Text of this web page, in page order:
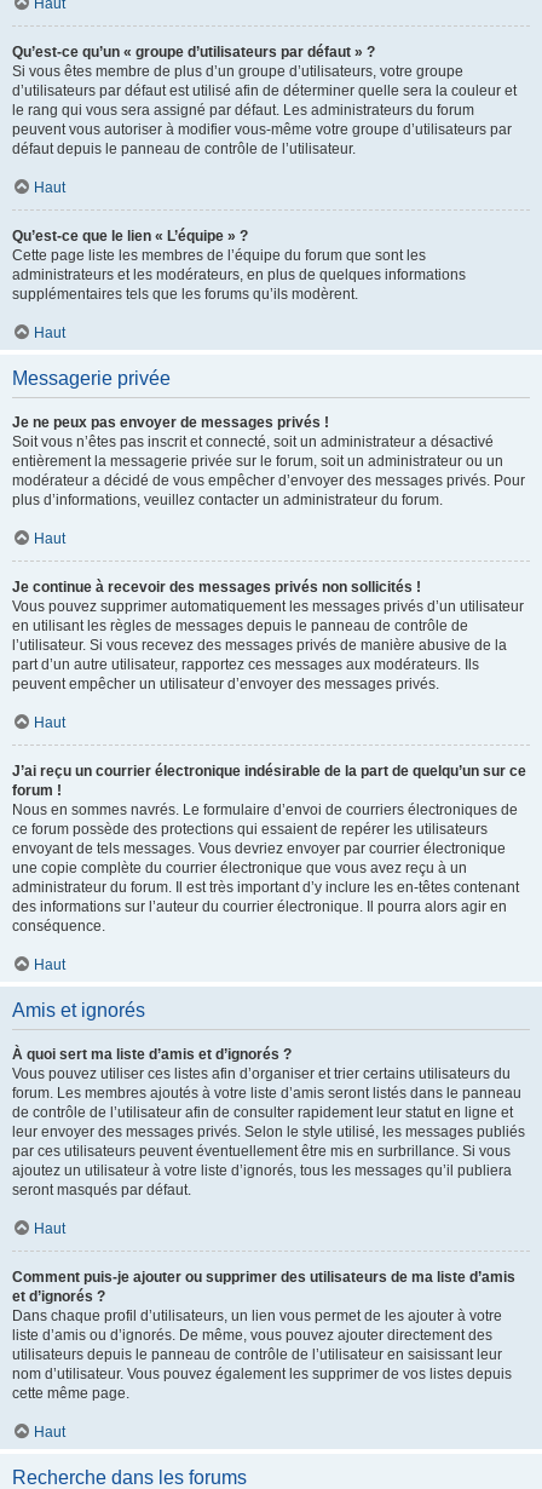
Haut
Qu’est-ce qu’un « groupe d’utilisateurs par défaut » ?
Si vous êtes membre de plus d’un groupe d’utilisateurs, votre groupe
d’utilisateurs par défaut est utilisé afin de déterminer quelle sera la couleur et
le rang qui vous sera assigné par défaut. Les administrateurs du forum
peuvent vous autoriser à modifier vous-même votre groupe d’utilisateurs par
défaut depuis le panneau de contrôle de l’utilisateur.
Haut
Qu’est-ce que le lien « L’équipe » ?
Cette page liste les membres de l’équipe du forum que sont les
administrateurs et les modérateurs, en plus de quelques informations
supplémentaires tels que les forums qu’ils modèrent.
Haut
Messagerie privée
Je ne peux pas envoyer de messages privés !
Soit vous n’êtes pas inscrit et connecté, soit un administrateur a désactivé
entièrement la messagerie privée sur le forum, soit un administrateur ou un
modérateur a décidé de vous empêcher d’envoyer des messages privés. Pour
plus d’informations, veuillez contacter un administrateur du forum.
Haut
Je continue à recevoir des messages privés non sollicités !
Vous pouvez supprimer automatiquement les messages privés d’un utilisateur
en utilisant les règles de messages depuis le panneau de contrôle de
l’utilisateur. Si vous recevez des messages privés de manière abusive de la
part d’un autre utilisateur, rapportez ces messages aux modérateurs. Ils
peuvent empêcher un utilisateur d’envoyer des messages privés.
Haut
J’ai reçu un courrier électronique indésirable de la part de quelqu’un sur ce
forum !
Nous en sommes navrés. Le formulaire d’envoi de courriers électroniques de
ce forum possède des protections qui essaient de repérer les utilisateurs
envoyant de tels messages. Vous devriez envoyer par courrier électronique
une copie complète du courrier électronique que vous avez reçu à un
administrateur du forum. Il est très important d’y inclure les en-têtes contenant
des informations sur l’auteur du courrier électronique. Il pourra alors agir en
conséquence.
Haut
Amis et ignorés
À quoi sert ma liste d’amis et d’ignorés ?
Vous pouvez utiliser ces listes afin d’organiser et trier certains utilisateurs du
forum. Les membres ajoutés à votre liste d’amis seront listés dans le panneau
de contrôle de l’utilisateur afin de consulter rapidement leur statut en ligne et
leur envoyer des messages privés. Selon le style utilisé, les messages publiés
par ces utilisateurs peuvent éventuellement être mis en surbrillance. Si vous
ajoutez un utilisateur à votre liste d’ignorés, tous les messages qu’il publiera
seront masqués par défaut.
Haut
Comment puis-je ajouter ou supprimer des utilisateurs de ma liste d’amis
et d’ignorés ?
Dans chaque profil d’utilisateurs, un lien vous permet de les ajouter à votre
liste d’amis ou d’ignorés. De même, vous pouvez ajouter directement des
utilisateurs depuis le panneau de contrôle de l’utilisateur en saisissant leur
nom d’utilisateur. Vous pouvez également les supprimer de vos listes depuis
cette même page.
Haut
Recherche dans les forums